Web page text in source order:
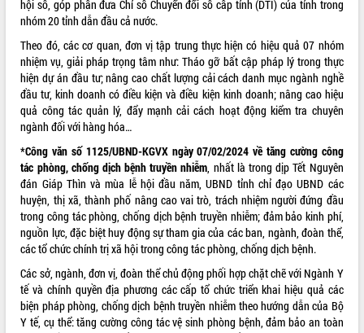
Tháo gỡ những vướng mắc, đẩy mạnh
tại Trung tâm Phục vụ hành chính
công tỉnh
Đắk Lắk: Tôn vinh 46 giải pháp tại Hội
thi Sáng tạo Kỹ thuật 2024 - 2025
Đắk Lắk rà soát, điều chỉnh Đề án 190
về phát triển nuôi trồng thủy sản
Phó Chủ tịch UBND tỉnh Đắk Lắk
Trương Công Thái kiểm tra thực địa
Dự án cao tốc Khánh Hòa - Buôn Ma
Thuột
Định vị cà phê Việt Nam như một “di
sản sống” trong dòng chảy toàn cầu
Xây dựng nông thôn mới: Nâng cao đời
sống người dân từ những mô hình thiết
thực
Quyết liệt tháo gỡ vướng mắc, đẩy
hội số, góp phần đưa Chỉ số Chuyển đổi số cấp tỉnh (DTI) của tỉnh trong
nhóm 20 tỉnh dẫn đầu cả nước.
Theo đó, các cơ quan, đơn vị tập trung thực hiện có hiệu quả 07 nhóm
nhiệm vụ, giải pháp trọng tâm như: Tháo gỡ bất cập pháp lý trong thực
hiện dự án đầu tư; nâng cao chất lượng cải cách danh mục ngành nghề
đầu tư, kinh doanh có điều kiện và điều kiện kinh doanh; nâng cao hiệu
quả công tác quản lý, đẩy mạnh cải cách hoạt động kiểm tra chuyên
ngành đối với hàng hóa…
*Công văn số 1125/UBND-KGVX ngày 07/02/2024 về tăng cường công
tác phòng, chống dịch bệnh truyền nhiễm, nhất là trong dịp Tết Nguyên
đán Giáp Thìn và mùa lễ hội đầu năm, UBND tỉnh chỉ đạo UBND các
huyện, thị xã, thành phố nâng cao vai trò, trách nhiệm người đứng đầu
trong công tác phòng, chống dịch bệnh truyền nhiễm; đảm bảo kinh phí,
nguồn lực, đặc biệt huy động sự tham gia của các ban, ngành, đoàn thể,
các tổ chức chính trị xã hội trong công tác phòng, chống dịch bệnh.
Các sở, ngành, đơn vị, đoàn thể chủ động phối hợp chặt chẽ với Ngành Y
tế và chính quyền địa phương các cấp tổ chức triển khai hiệu quả các
biện pháp phòng, chống dịch bệnh truyền nhiễm theo hướng dẫn của Bộ
Y tế, cụ thể: tăng cường công tác vệ sinh phòng bệnh, đảm bảo an toàn